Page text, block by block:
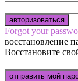
Forgot your
восстановление
Восстановите